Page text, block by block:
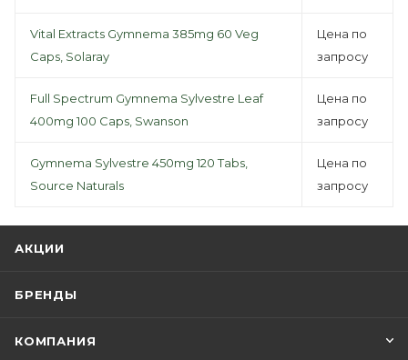
Vital Extracts Gymnema 385mg 60 Veg
Caps, Solaray
Цена по
запросу
Full Spectrum Gymnema Sylvestre Leaf
400mg 100 Caps, Swanson
Цена по
запросу
Gymnema Sylvestre 450mg 120 Tabs,
Source Naturals
Цена по
запросу
АКЦИИ
БРЕНДЫ
КОМПАНИЯ